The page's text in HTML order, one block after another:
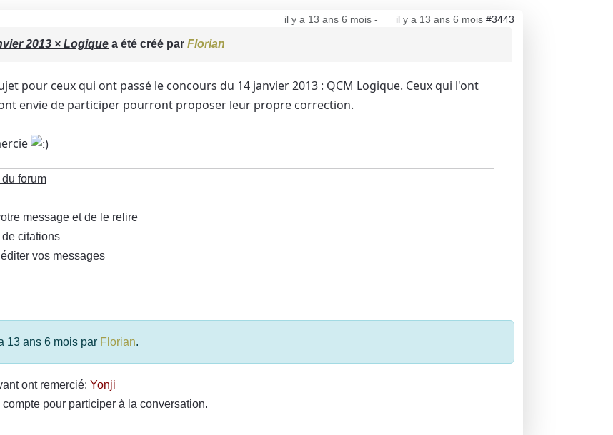
il y a 13 ans 6 mois- il y a 13 ans 6 mois #3443
2013 × Logique a été créé par Florian
pour ceux qui ont passé le concours du 14 janvier 2013 : QCM Logique. Ceux qui l'ont
envie de participer pourront proposer leur propre correction.
forum
message et de le relire
citations
vos messages
13 ans 6 mois par Florian.
ont remercié: Yonji
compte pour participer à la conversation.